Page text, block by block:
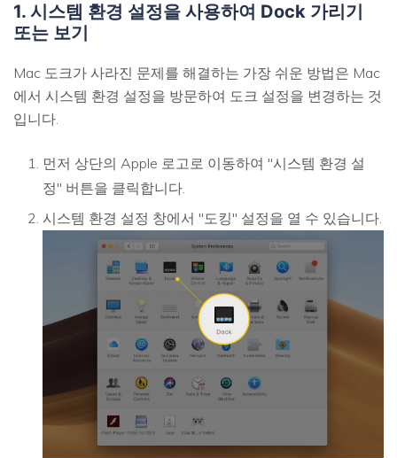
1. 시스템 환경 설정을 사용하여 Dock 가리기
또는 보기
Mac 도크가 사라진 문제를 해결하는 가장 쉬운 방법은 Mac
에서 시스템 환경 설정을 방문하여 도크 설정을 변경하는 것
입니다.
먼저 상단의 Apple 로고로 이동하여 "시스템 환경 설
정" 버튼을 클릭합니다.
시스템 환경 설정 창에서 "도킹" 설정을 열 수 있습니다.